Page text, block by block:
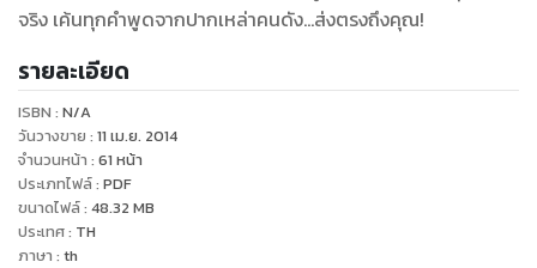
จริง เค้นทุกคำพูดจากปากเหล่าคนดัง...ส่งตรงถึงคุณ!
รายละเอียด
ISBN : N/A
วันวางขาย : 11 เม.ย. 2014
จำนวนหน้า : 61 หน้า
ประเภทไฟล์: PDF
ขนาดไฟล์: 48.32 MB
ประเทศ: TH
ภาษา : th